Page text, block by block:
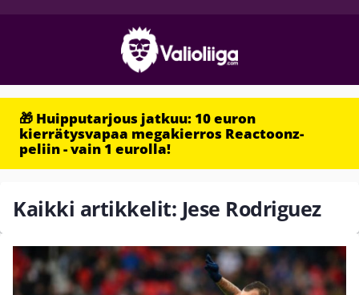
🎁 Huipputarjous jatkuu: 10 euron
kierrätysvapaa megakierros Reactoonz-
peliin - vain 1 eurolla!
Kaikki artikkelit: Jese Rodriguez